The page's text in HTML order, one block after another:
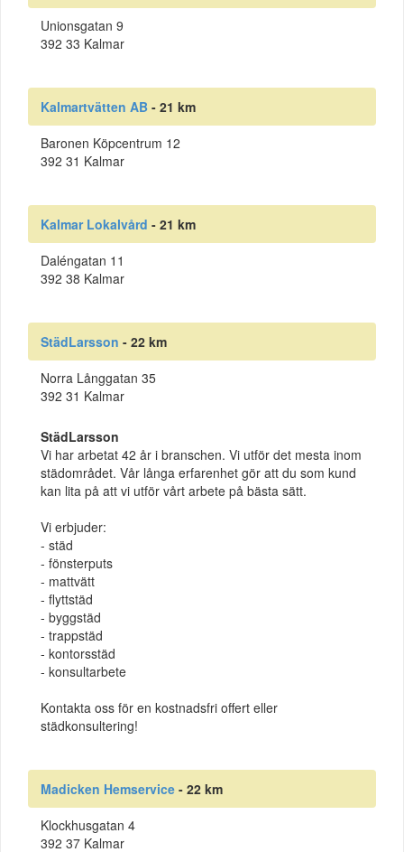
Unionsgatan 9
392 33 Kalmar
Kalmartvätten AB - 21 km
Baronen Köpcentrum 12
392 31 Kalmar
Kalmar Lokalvård - 21 km
Daléngatan 11
392 38 Kalmar
StädLarsson - 22 km
Norra Långgatan 35
392 31 Kalmar
StädLarsson
Vi har arbetat 42 år i branschen. Vi utför det mesta inom
städområdet. Vår långa erfarenhet gör att du som kund
kan lita på att vi utför vårt arbete på bästa sätt.
Vi erbjuder:
- städ
- fönsterputs
- mattvätt
- flyttstäd
- byggstäd
- trappstäd
- kontorsstäd
- konsultarbete
Kontakta oss för en kostnadsfri offert eller
städkonsultering!
Madicken Hemservice - 22 km
Klockhusgatan 4
392 37 Kalmar